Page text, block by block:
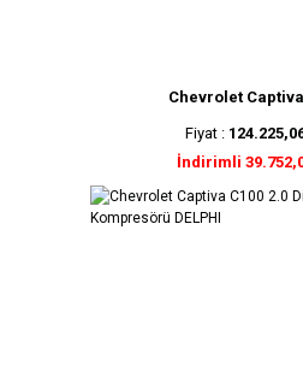
Chevrolet
Fiyat :
İndirimli